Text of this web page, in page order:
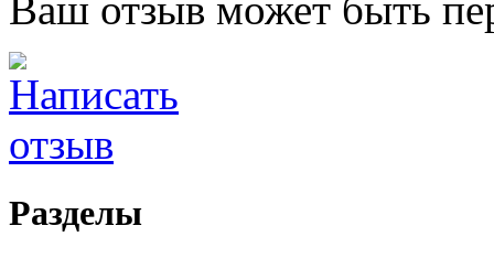
Ваш отзыв может быть
Разделы